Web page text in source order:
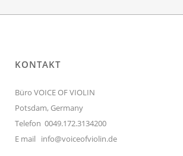
KONTAKT
Büro VOICE OF VIOLIN
Potsdam, Germany
Telefon 0049.172.3134200
E mail info@voiceofviolin.de